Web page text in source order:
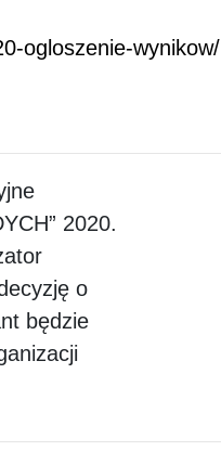
ogloszenie-wynikow/
2020.
o
będzie